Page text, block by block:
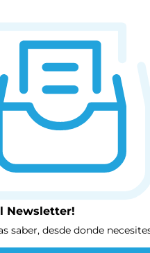
Newsletter!
saber, desde donde